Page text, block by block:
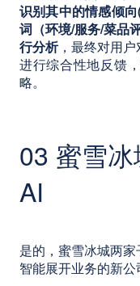
识别其中的情感倾
词（环境/服务/菜品
行分析，最终对用
进行综合性地反馈
略。
03 蜜雪
AI
是的，蜜雪冰城两
智能展开业务的新公